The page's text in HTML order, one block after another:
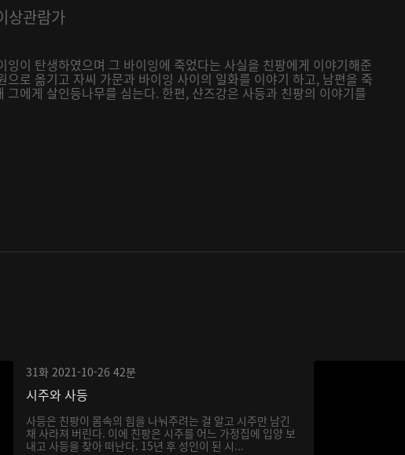
상관람가
잉이 탄생하였으며 그 바이잉에 죽었다는 사실을 친팡에게 이야기해준
으로 옮기고 자씨 가문과 바이잉 사이의 일화를 이야기 하고, 남편을 죽
그에게 살인등나무를 심는다. 한편, 샨즈강은 사등과 친팡의 이야기를
31화 2021-10-26 42분
시주와 사등
사등은 친팡이 몸속의 힘을 나눠주려는 걸 알고 시주만 남긴
채 사라져 버린다. 이에 친팡은 시주를 어느 가정집에 입양 보
내고 사등을 찾아 떠난다. 15년 후 성인이 된 시...